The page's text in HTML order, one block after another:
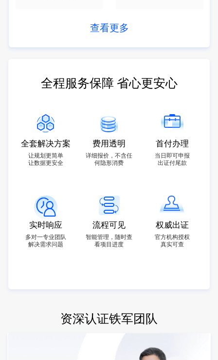
查看更多
全程服务保障 省心更安心
全套解决方案
让规划更简单
让数据更安全
费用透明
详细报价，不含任
何隐形消费
首付办理
当日即可申报
出证付尾款
实时响应
多对一专业团队
解决需求问题
流程可见
智能管理，随时查
看项目进度
权威出证
官方机构授权
真实可查
资深认证铁军团队